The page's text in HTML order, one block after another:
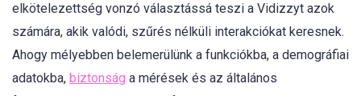
elkötelezettség vonzó választássá teszi a Vidizzyt azok
számára, akik valódi, szűrés nélküli interakciókat keresnek.
Ahogy mélyebben belemerülünk a funkciókba, a demográfiai
adatokba, biztonság a mérések és az általános